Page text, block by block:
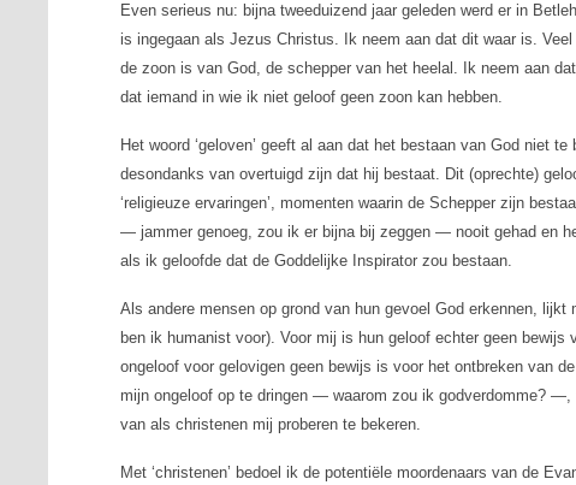
Even serieus nu: bijna tweeduizend jaar geleden werd er in
is ingegaan als Jezus Christus. Ik neem aan dat dit waar is.
de zoon is van God, de schepper van het heelal. Ik neem aan
dat iemand in wie ik niet geloof geen zoon kan hebben.
Het woord ‘geloven’ geeft al aan dat het bestaan van God niet
desondanks van overtuigd zijn dat hij bestaat. Dit (oprechte)
‘religieuze ervaringen’, momenten waarin de Schepper zijn
— jammer genoeg, zou ik er bijna bij zeggen — nooit gehad en
als ik geloofde dat de Goddelijke Inspirator zou bestaan.
Als andere mensen op grond van hun gevoel God erkennen,
ben ik humanist voor). Voor mij is hun geloof echter geen
ongeloof voor gelovigen geen bewijs is voor het ontbreken van
mijn ongeloof op te dringen — waarom zou ik godverdomme?
van als christenen mij proberen te bekeren.
Met ‘christenen’ bedoel ik de potentiële moordenaars van de